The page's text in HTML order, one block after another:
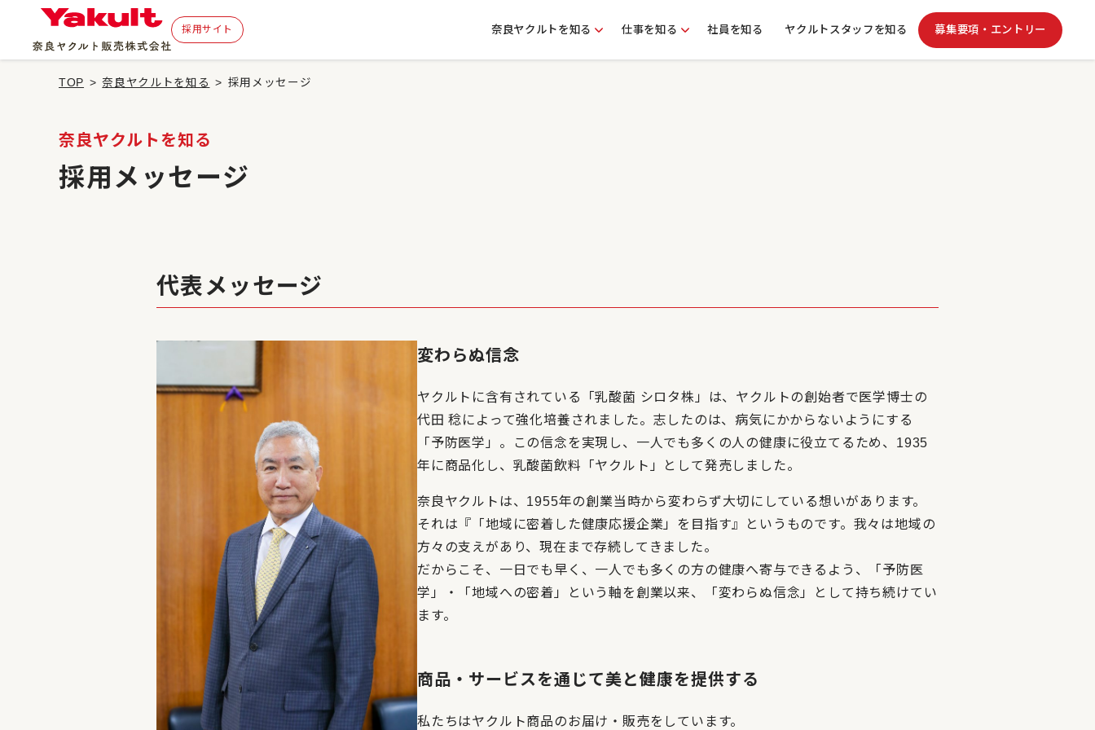
採用サイト 奈良ヤクルトを知る 仕事を知る 社員を知る ヤクルトスタッフを知る 募集要項・エントリー
TOP 奈良ヤクルトを知る 採用メッセージ
奈良ヤクルトを知る
採用メッセージ
代表メッセージ
変わらぬ信念
ヤクルトに含有されている「乳酸菌 シロタ株」は、ヤクルトの創始者で医学博士の
代田 稔によって強化培養されました。志したのは、病気にかからないようにする
「予防医学」。この信念を実現し、一人でも多くの人の健康に役立てるため、1935
年に商品化し、乳酸菌飲料「ヤクルト」として発売しました。
奈良ヤクルトは、1955年の創業当時から変わらず大切にしている想いがあります。
それは『「地域に密着した健康応援企業」を目指す』というものです。我々は地域の
方々の支えがあり、現在まで存続してきました。
だからこそ、一日でも早く、一人でも多くの方の健康へ寄与できるよう、「予防医
学」・「地域への密着」という軸を創業以来、「変わらぬ信念」として持ち続けてい
ます。
商品・サービスを通じて美と健康を提供する
私たちはヤクルト商品のお届け・販売をしています。